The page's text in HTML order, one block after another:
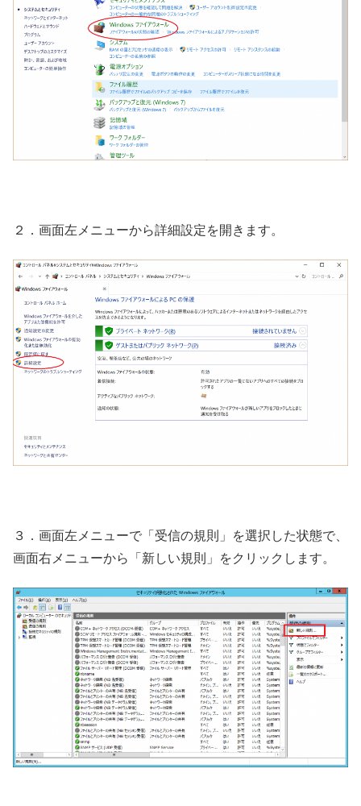
２．画面左メニューから詳細設定を開きます。
３．画面左メニューで「受信の規則」を選択した状態で、
画面右メニューから「新しい規則」をクリックします。